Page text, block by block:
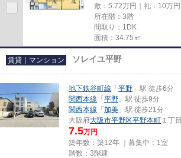
敷：5.72万円｜礼：10万円
所在階：3階
間取り：1DK
面積：34.75㎡
賃貸｜マンション ソレイユ平野
地下鉄谷町線 「 平野 」駅 徒歩6分
関西本線 「 平野 」駅 徒歩9分
関西本線 「 加美 」駅 徒歩21分
大阪府大阪市平野区平野本町 １丁目
7.5万円
築年数：築12年 ｜募集中： 1室
階数：3階建